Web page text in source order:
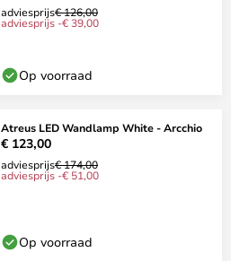
adviesprijs€ 126,00
adviesprijs -€ 39,00
Op voorraad
Atreus LED Wandlamp White - Arcchio
€ 123,00
adviesprijs€ 174,00
adviesprijs -€ 51,00
Op voorraad